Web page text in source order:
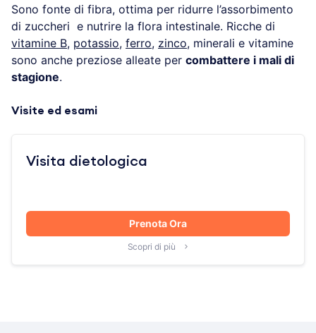
Sono fonte di fibra, ottima per ridurre l’assorbimento
di zuccheri e nutrire la flora intestinale. Ricche di
vitamine B, potassio, ferro, zinco, minerali e vitamine
sono anche preziose alleate per combattere i mali di
stagione.
Visite ed esami
Visita dietologica
Prenota Ora
Scopri di più